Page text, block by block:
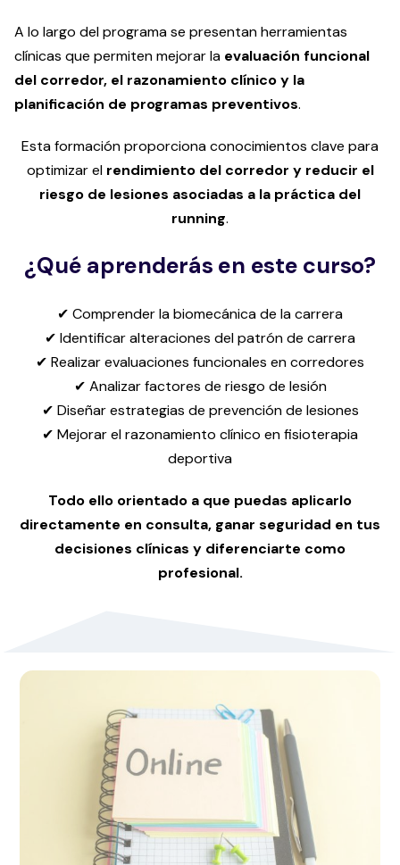
A lo largo del programa se presentan herramientas
clínicas que permiten mejorar la evaluación funcional
del corredor, el razonamiento clínico y la
planificación de programas preventivos.
Esta formación proporciona conocimientos clave para
optimizar el rendimiento del corredor y reducir el
riesgo de lesiones asociadas a la práctica del
running.
¿Qué aprenderás en este curso?
✔ Comprender la biomecánica de la carrera
✔ Identificar alteraciones del patrón de carrera
✔ Realizar evaluaciones funcionales en corredores
✔ Analizar factores de riesgo de lesión
✔ Diseñar estrategias de prevención de lesiones
✔ Mejorar el razonamiento clínico en fisioterapia
deportiva
Todo ello orientado a que puedas aplicarlo
directamente en consulta, ganar seguridad en tus
decisiones clínicas y diferenciarte como
profesional.